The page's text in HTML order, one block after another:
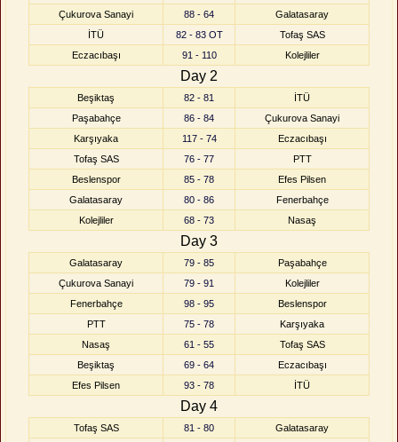
Çukurova Sanayi
88 - 64
Galatasaray
İTÜ
82 - 83 OT
Tofaş SAS
Eczacıbaşı
91 - 110 Kolejliler
Day 2
Beşiktaş 82 - 81
İTÜ
Paşabahçe
86 - 84
Çukurova Sanayi
Karşıyaka
117 - 74
Eczacıbaşı
Tofaş SAS
76 - 77
PTT
Beslenspor
85 - 78
Efes Pilsen
Galatasaray
80 - 86
Fenerbahçe
Kolejliler
68 - 73 Nasaş
Day 3
Galatasaray 79 - 85
Paşabahçe
Çukurova Sanayi
79 - 91
Kolejliler
Fenerbahçe
98 - 95
Beslenspor
PTT
75 - 78
Karşıyaka
Nasaş
61 - 55
Tofaş SAS
Beşiktaş
69 - 64
Eczacıbaşı
Efes Pilsen
93 - 78 İTÜ
Day 4
Tofaş SAS 81 - 80
Galatasaray